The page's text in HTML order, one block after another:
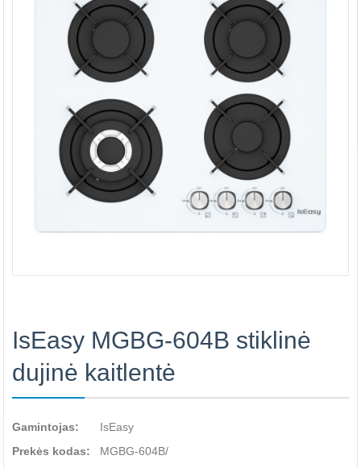
IsEasy MGBG-604B stiklinė
dujinė kaitlentė
Gamintojas:
IsEasy
Prekės kodas:
MGBG-604B/